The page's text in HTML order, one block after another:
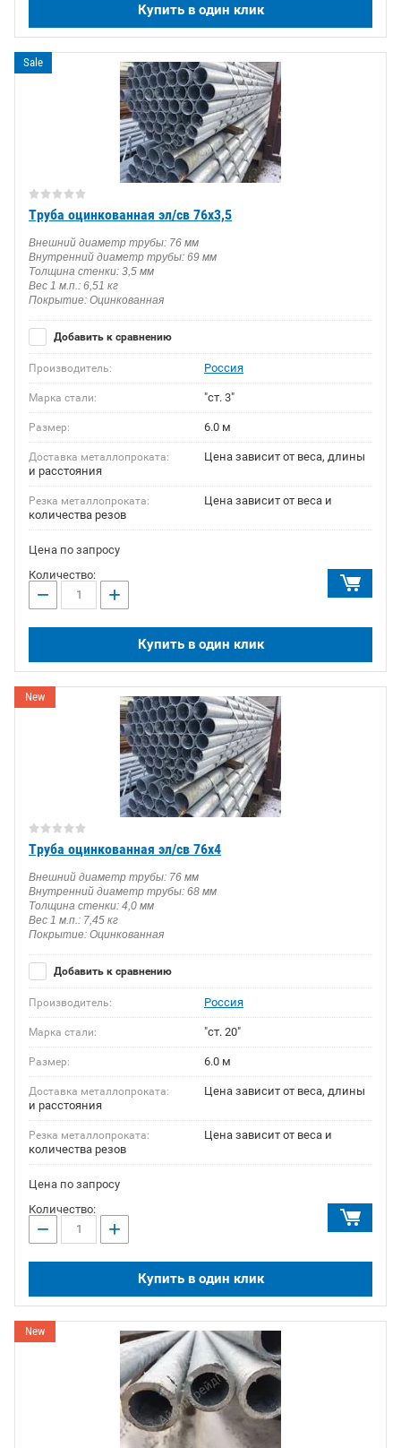
Купить в один клик
Sale
Труба оцинкованная эл/св 76х3,5
Внешний диаметр трубы: 76 мм
Внутренний диаметр трубы: 69 мм
Толщина стенки: 3,5 мм
Вес 1 м.п.: 6,51 кг
Покрытие: Оцинкованная
Добавить к сравнению
Производитель: Россия
Марка стали: "ст. 3"
Размер: 6.0 м
Доставка металлопроката:
Цена зависит от веса, длины
и расстояния
Резка металлопроката:
Цена зависит от веса и
количества резов
Цена по запросу
Количество:
− +
Купить в один клик
New
Труба оцинкованная эл/св 76х4
Внешний диаметр трубы: 76 мм
Внутренний диаметр трубы: 68 мм
Толщина стенки: 4,0 мм
Вес 1 м.п.: 7,45 кг
Покрытие: Оцинкованная
Добавить к сравнению
Производитель: Россия
Марка стали: "ст. 20"
Размер: 6.0 м
Доставка металлопроката:
Цена зависит от веса, длины
и расстояния
Резка металлопроката:
Цена зависит от веса и
количества резов
Цена по запросу
Количество:
− +
Купить в один клик
New